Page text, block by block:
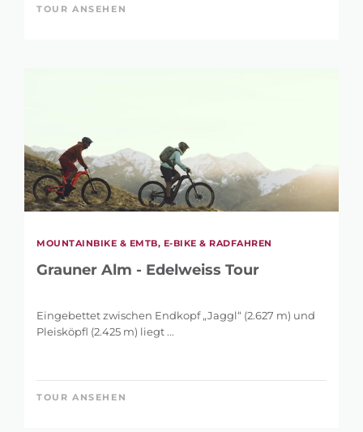
TOUR ANSEHEN
MOUNTAINBIKE & EMTB, E-BIKE & RADFAHREN
Grauner Alm - Edelweiss Tour
Eingebettet zwischen Endkopf „Jaggl“ (2.627 m) und
Pleisköpfl (2.425 m) liegt ...
TOUR ANSEHEN